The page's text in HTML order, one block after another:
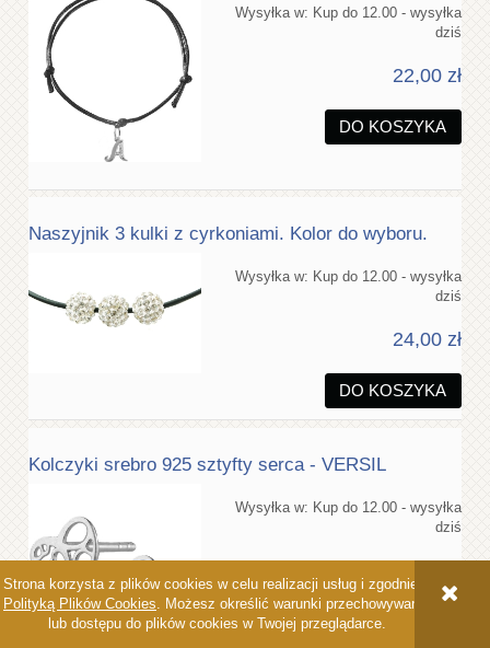
Strona korzysta z plików cookies w celu realizacji usług i zgodnie z
Polityką Plików Cookies. Możesz określić warunki przechowywania
lub dostępu do plików cookies w Twojej przeglądarce.
Wysyłka w: Kup do 12.00 - wysyłka
dziś
22,00 zł
DO KOSZYKA
Naszyjnik 3 kulki z cyrkoniami. Kolor do wyboru.
Wysyłka w: Kup do 12.00 - wysyłka
dziś
24,00 zł
DO KOSZYKA
Kolczyki srebro 925 sztyfty serca - VERSIL
Wysyłka w: Kup do 12.00 - wysyłka
dziś
DO KOSZYKA